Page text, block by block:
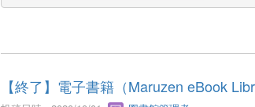
【終了】電子書籍（Maruzen eBook